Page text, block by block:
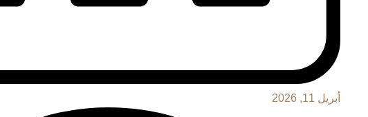
أبريل 11, 2026